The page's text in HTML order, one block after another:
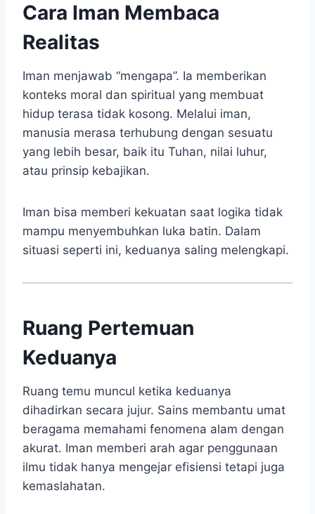
Cara Iman Membaca
Realitas
Iman menjawab “mengapa”. Ia memberikan
konteks moral dan spiritual yang membuat
hidup terasa tidak kosong. Melalui iman,
manusia merasa terhubung dengan sesuatu
yang lebih besar, baik itu Tuhan, nilai luhur,
atau prinsip kebajikan.
Iman bisa memberi kekuatan saat logika tidak
mampu menyembuhkan luka batin. Dalam
situasi seperti ini, keduanya saling melengkapi.
Ruang Pertemuan
Keduanya
Ruang temu muncul ketika keduanya
dihadirkan secara jujur. Sains membantu umat
beragama memahami fenomena alam dengan
akurat. Iman memberi arah agar penggunaan
ilmu tidak hanya mengejar efisiensi tetapi juga
kemaslahatan.